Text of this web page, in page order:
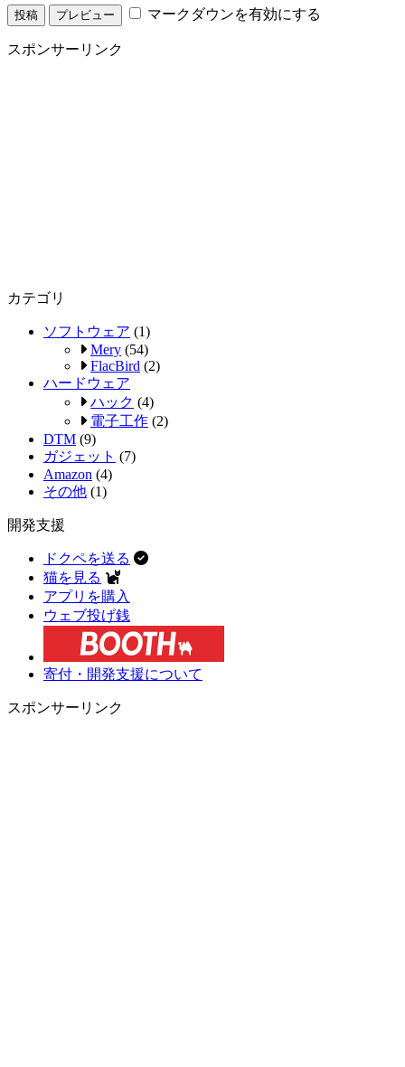
マークダウンを有効にする
スポンサーリンク
カテゴリ
ソフトウェア (1)
Mery (54)
FlacBird (2)
ハードウェア
ハック (4)
電子工作 (2)
DTM (9)
ガジェット (7)
Amazon (4)
その他 (1)
開発支援
ドクペを送る
猫を見る
アプリを購入
ウェブ投げ銭
寄付・開発支援について
スポンサーリンク